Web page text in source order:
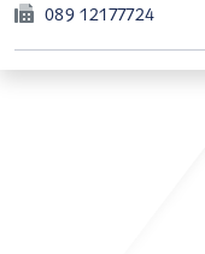
089 12177724